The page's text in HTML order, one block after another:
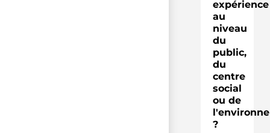
expérience
au
niveau
du
public,
du
centre
social
ou de
?